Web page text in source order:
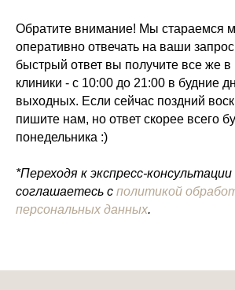
Обратите внимание! Мы стараемся
оперативно отвечать на ваши
быстрый ответ вы получите все же
клиники - с 10:00 до 21:00 в будние
выходных. Если сейчас поздний
пишите нам, но ответ скорее всего
понедельника :)
*Переходя к экспресс-
соглашаетесь с политикой
персональных данных.